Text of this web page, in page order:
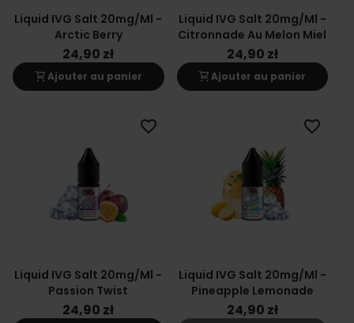
Liquid IVG Salt 20mg/ml -
Arctic Berry
24,90 zł
shopping_cartAjouter au panier
Liquid IVG Salt 20mg/ml -
Citronnade Au Melon Miel
24,90 zł
shopping_cartAjouter au panier
Liquid IVG Salt 20mg/ml -
Passion Twist
24,90 zł
favorite_border
Liquid IVG Salt 20mg/ml -
Pineapple Lemonade
24,90 zł
favorite_border